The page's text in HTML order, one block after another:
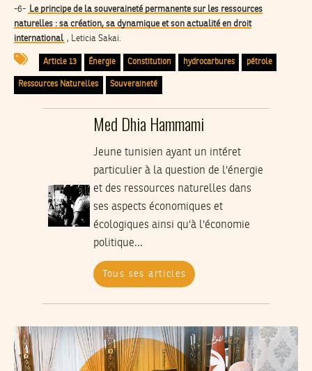
-6- Le principe de la souveraineté permanente sur les ressources
naturelles : sa création, sa dynamique et son actualité en droit
international , Leticia Sakai.
Article 13 Énergie Constitution hydrocarbures pétrole
Ressources Naturelles Souveraineté
Med Dhia Hammami
Jeune tunisien ayant un intéret
particulier à la question de l'énergie
et des ressources naturelles dans
ses aspects économiques et
écologiques ainsi qu'à l'économie
politique...
Tous ses articles